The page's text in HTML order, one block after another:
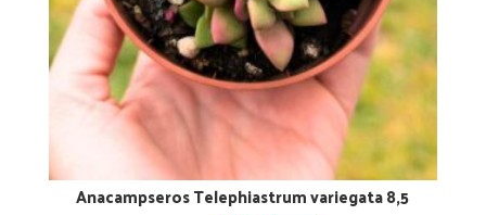
Anacampseros Telephiastrum variegata 8,5